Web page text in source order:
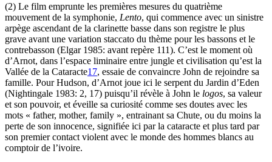
(2) Le film emprunte les premières mesures du quatrième
mouvement de la symphonie, Lento, qui commence avec un sinistre
arpège ascendant de la clarinette basse dans son registre le plus
grave avant une variation staccato du thème pour les bassons et le
contrebasson (Elgar 1985: avant repère 111). C’est le moment où
d’Arnot, dans l’espace liminaire entre jungle et civilisation qu’est la
Vallée de la Cataracte17, essaie de convaincre John de rejoindre sa
famille. Pour Hudson, d’Arnot joue ici le serpent du Jardin d’Eden
(Nightingale 1983: 2, 17) puisqu’il révèle à John le logos, sa valeur
et son pouvoir, et éveille sa curiosité comme ses doutes avec les
mots « father, mother, family », entrainant sa Chute, ou du moins la
perte de son innocence, signifiée ici par la cataracte et plus tard par
son premier contact violent avec le monde des hommes blancs au
comptoir de l’ivoire.